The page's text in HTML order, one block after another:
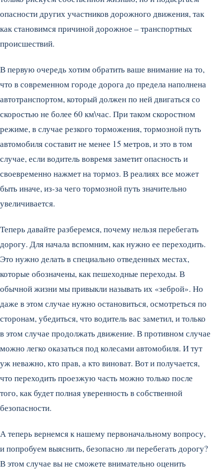
опасности других участников дорожного движения, так
как становимся причиной дорожное – транспортных
происшествий.
В первую очередь хотим обратить ваше внимание на то,
что в современном городе дорога до предела наполнена
автотранспортом, который должен по ней двигаться со
скоростью не более 60 км\час. При таком скоростном
режиме, в случае резкого торможения, тормозной путь
автомобиля составит не менее 15 метров, и это в том
случае, если водитель вовремя заметит опасность и
своевременно нажмет на тормоз. В реалиях все может
быть иначе, из-за чего тормозной путь значительно
увеличивается.
Теперь давайте разберемся, почему нельзя перебегать
дорогу. Для начала вспомним, как нужно ее переходить.
Это нужно делать в специально отведенных местах,
которые обозначены, как пешеходные переходы. В
обычной жизни мы привыкли называть их «зеброй». Но
даже в этом случае нужно остановиться, осмотреться по
сторонам, убедиться, что водитель вас заметил, и только
в этом случае продолжать движение. В противном случае
можно легко оказаться под колесами автомобиля. И тут
уж неважно, кто прав, а кто виноват. Вот и получается,
что переходить проезжую часть можно только после
того, как будет полная уверенность в собственной
безопасности.
А теперь вернемся к нашему первоначальному вопросу,
и попробуем выяснить, безопасно ли перебегать дорогу?
В этом случае вы не сможете внимательно оценить